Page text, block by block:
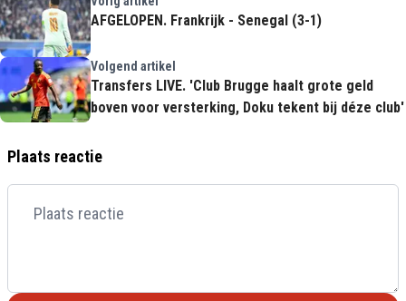
AFGELOPEN. Frankrijk - Senegal (3-1)
Volgend artikel
Transfers LIVE. 'Club Brugge haalt grote geld
boven voor versterking, Doku tekent bij déze club'
Plaats reactie